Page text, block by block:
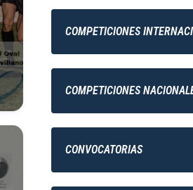
COMPETICIONES
COMPETICIONES
CONVOCATORIAS